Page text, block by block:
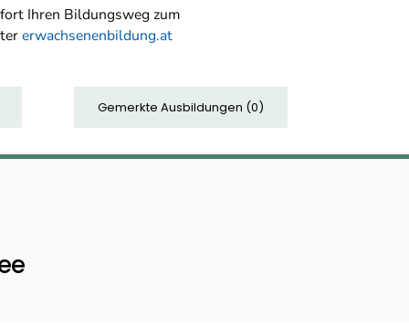
Ihren Bildungsweg zum
erwachsenenbildung.at
Gemerkte Ausbildungen (0)